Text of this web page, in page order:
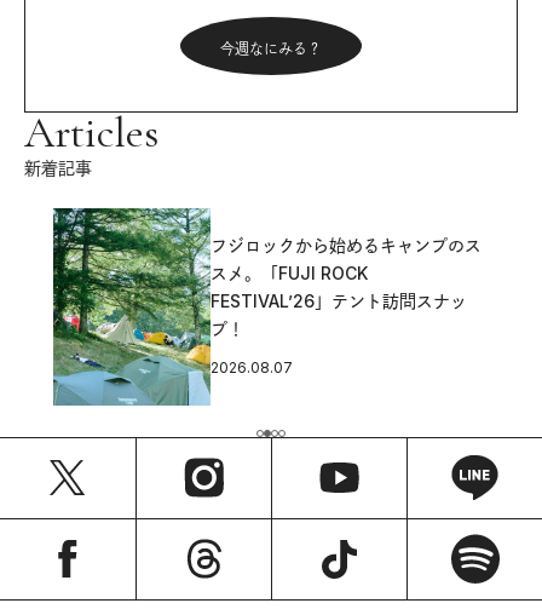
今週なにみる？
Articles
新着記事
フジロックから始めるキャンプのス
スメ。「FUJI ROCK
FESTIVAL’26」テント訪問スナッ
プ！
2026.08.07